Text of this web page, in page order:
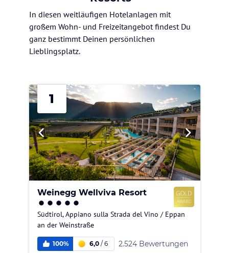
In diesen weitläufigen Hotelanlagen mit
großem Wohn- und Freizeitangebot findest Du
ganz bestimmt Deinen persönlichen
Lieblingsplatz.
1
Weinegg Wellviva Resort
Südtirol,Appiano sulla Strada del Vino / Eppan
an der Weinstraße
100% 6,0/ 6 2.524 Bewertungen